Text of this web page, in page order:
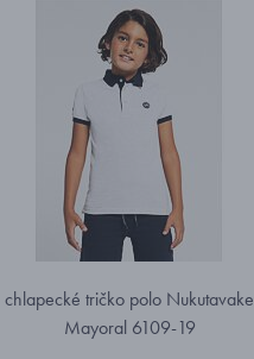
chlapecké tričko polo Nukutavake
Mayoral 6109-19